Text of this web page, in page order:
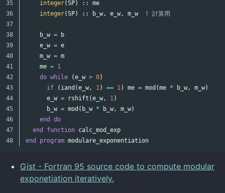
35
36
37
38
39
40
41
42
43
44
45
46
47
integer(SP) ::
me
integer(SP) :: b_w, e_w, m_w ! 計算用
b_w =
b
e_w = e
m_w = m
me = 1
do while (e_w > 0)
if
( iand (e_w, 1) == 1) me = mod (me * b_w, m_w)
e_w = rshift (e_w, 1)
b_w = mod ( b_w * b_w, m_w)
end
do
end
function calc_mod_exp
end
program modulare_exponentiation
Gist - Fortran 95 source code to compute modular
exponetiation iteratively.